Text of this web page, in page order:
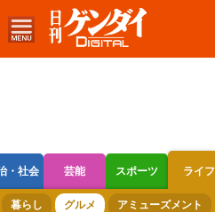
・社会 芸能 スポーツ ライフ
ボートレース 競輪 オートレース
暮らし グルメ アミューズメント